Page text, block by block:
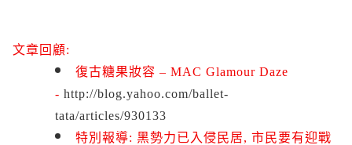
文章回顧:
復古糖果妝容 – MAC Glamour Daze
- http://blog.yahoo.com/ballet-
tata/articles/930133
特別報導: 黑勢力已入侵民居, 市民要有迎戰